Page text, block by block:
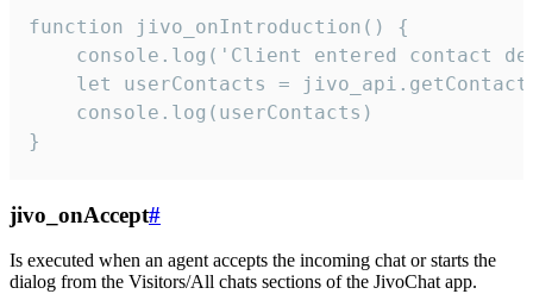
function jivo_onIntroduction() {
console.log('Client entered contact
let userContacts =
    console.log(userContacts)
}
jivo_onAccept#
Is executed when an agent accepts the incoming chat or starts the
dialog from the Visitors/All chats sections of the JivoChat app.